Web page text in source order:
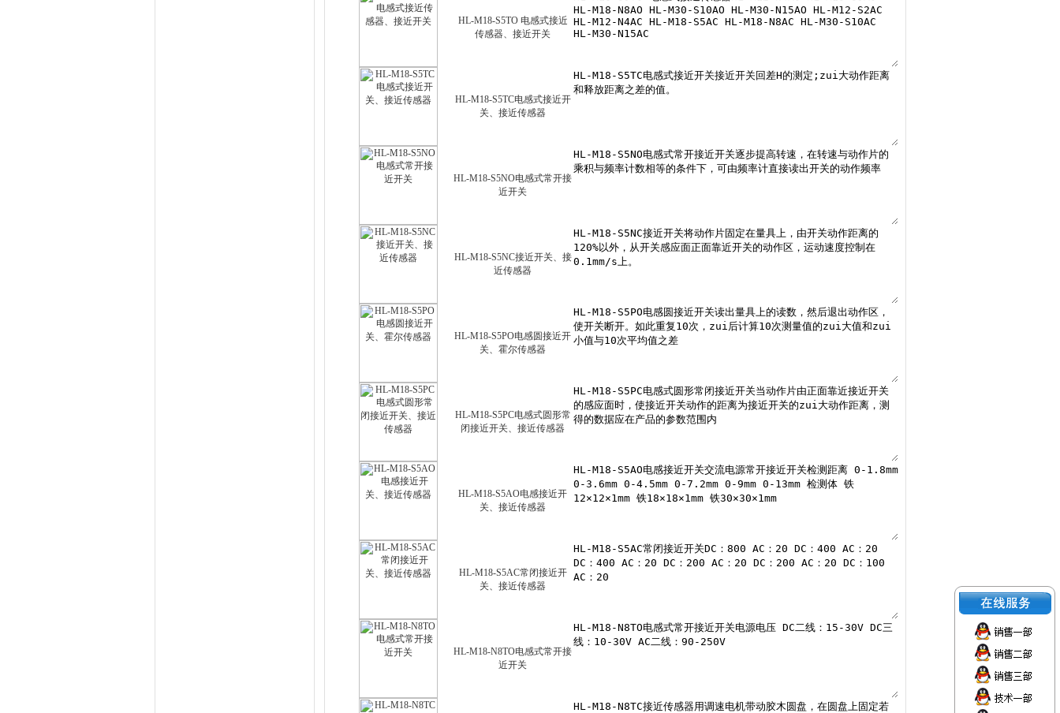
HL-M18-S5TO 电感式接近
传感器、接近开关
HL-M18-S5TC电感式接近开
关、接近传感器
HL-M18-S5NO电感式常开接
近开关
HL-M18-S5NC接近开关、接
近传感器
HL-M18-S5PO电感圆接近开
关、霍尔传感器
HL-M18-S5PC电感式圆形常
闭接近开关、接近传感器
HL-M18-S5AO电感接近开
关、接近传感器
HL-M18-S5AC常闭接近开
关、接近传感器
HL-M18-N8TO电感式常开接
近开关